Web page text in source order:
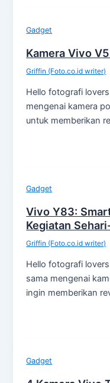
Gadget
Kamera Vivo
Griffin (Foto.co.id writer)
Hello fotografi
mengenai kamera
untuk memberikan
Gadget
Vivo Y83:
Kegiatan
Griffin (Foto.co.id writer)
Hello fotografi
sama mengenai
ingin memberikan
Gadget